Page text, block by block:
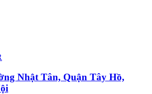
Nhật Tân, Quận Tây Hồ,